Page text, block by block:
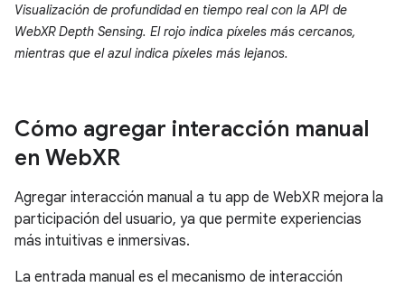
Visualización de profundidad en tiempo real con la API de
WebXR Depth Sensing. El rojo indica píxeles más cercanos,
mientras que el azul indica píxeles más lejanos.
Cómo agregar interacción manual
en WebXR
Agregar interacción manual a tu app de WebXR mejora la
participación del usuario, ya que permite experiencias
más intuitivas e inmersivas.
La entrada manual es el mecanismo de interacción